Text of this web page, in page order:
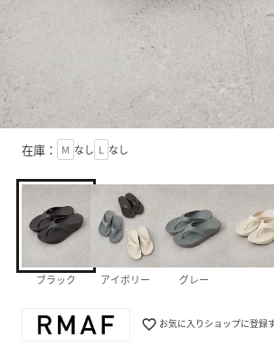
在庫： M なし L なし
ブラック アイボリー グレー
favorite_border お気に入りショップに登録